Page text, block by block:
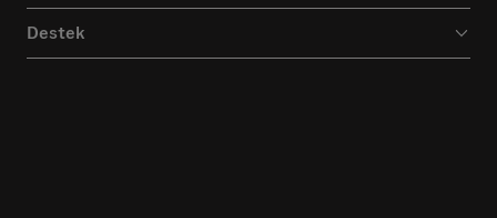
Destek